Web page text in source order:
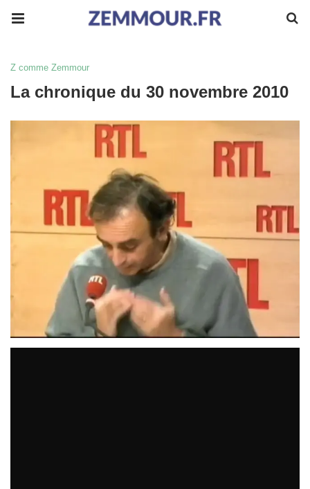
Z comme Zemmour
La chronique du 30 novembre 2010